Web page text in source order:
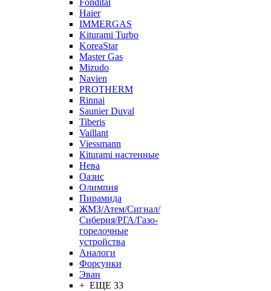
Fondital
Haier
IMMERGAS
Kiturami Turbo
KoreaStar
Master Gas
Mizudo
Navien
PROTHERM
Rinnai
Saunier Duval
Tiberis
Vaillant
Viessmann
Кiturami настенные
Нева
Оазис
Олимпия
Пирамида
ЖМЗ/Атем/Сигнал/
Сиберия/РГА/Газо-
горелочные
устройства
Aналоги
Форсунки
Эван
+ ЕЩЕ 33